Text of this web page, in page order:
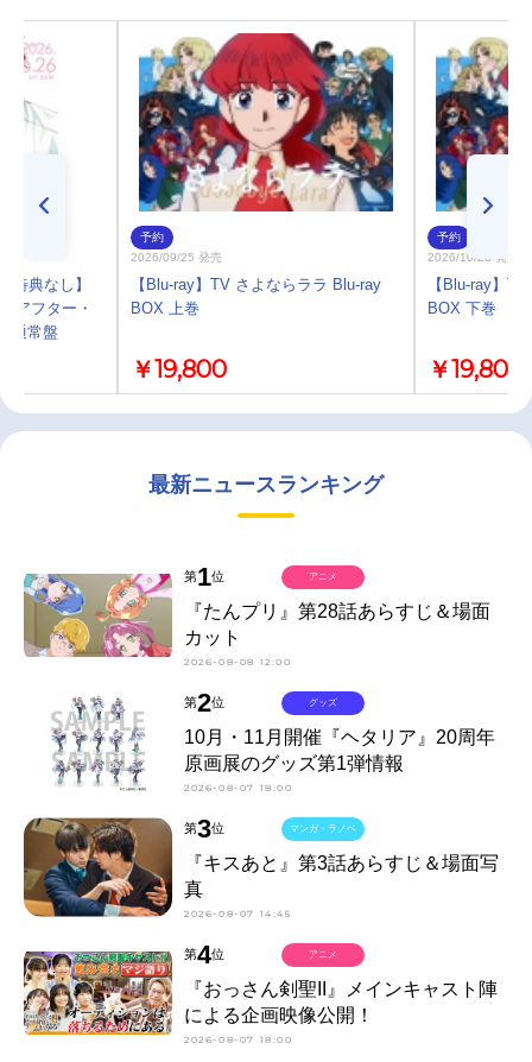
特典なし】
アフター・
通常盤
予約
2026/09/25 発売
【Blu-ray】TV さよならララ Blu-ray
BOX 上巻
￥19,800
予約
2026/10/28 発売
【Blu-ray】
BOX 下巻
￥19,800
最新ニュースランキング
第1位
『たんプリ』第28話あらすじ＆場面
カット
2026-08-08 12:00
アニメ
第2位
10月・11月開催『ヘタリア』20周年
原画展のグッズ第1弾情報
2026-08-07 18:00
グッズ
第3位
『キスあと』第3話あらすじ＆場面写
真
2026-08-07 14:45
マンガ・ラノベ
第4位
『おっさん剣聖II』メインキャスト陣
による企画映像公開！
2026-08-07 18:00
アニメ